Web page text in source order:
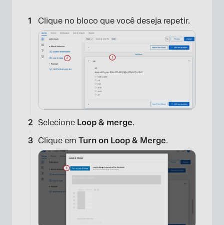
Clique no bloco que você deseja repetir.
Selecione Loop & merge.
Clique em Turn on Loop & Merge.